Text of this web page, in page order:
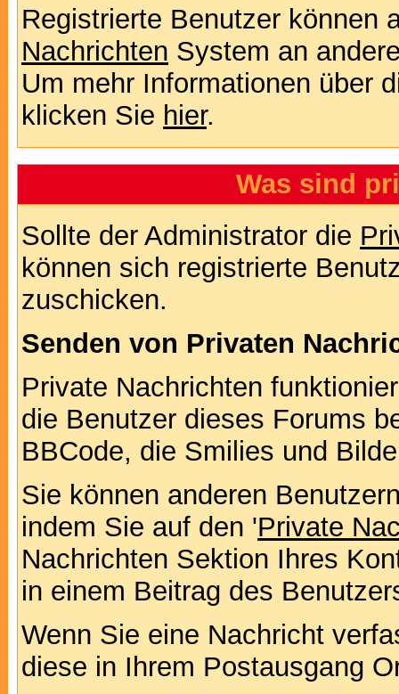
Registrierte Benutzer können
Nachrichten System an
Um mehr Informationen über
klicken Sie hier.
Was sind
Sollte der Administrator die
können sich registrierte
zuschicken.
Senden von Privaten
Private Nachrichten
die Benutzer dieses Forums
BBCode, die Smilies und
Sie können anderen
indem Sie auf den 'Private
Nachrichten Sektion Ihres
in einem Beitrag des
Wenn Sie eine Nachricht
diese in Ihrem Postausgang